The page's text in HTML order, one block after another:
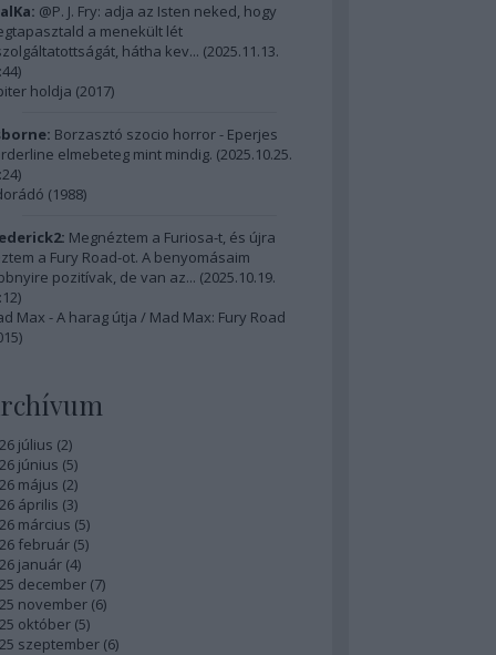
@P. J. Fry: adja az Isten neked, hogy
a menekült lét
hátha kev... (2025.11.13.
)
holdja (2017)
Borzasztó szocio horror - Eperjes
elmebeteg mint mindig. (2025.10.25.
)
(1988)
Megnéztem a Furiosa-t, és újra
a Fury Road-ot. A benyomásaim
pozitívak, de van az... (2025.10.19.
)
Max - A harag útja / Mad Max: Fury Road
július (2)
június (5)
május (2)
április (3)
március (5)
február (5)
január (4)
december (7)
november (6)
október (5)
szeptember (6)